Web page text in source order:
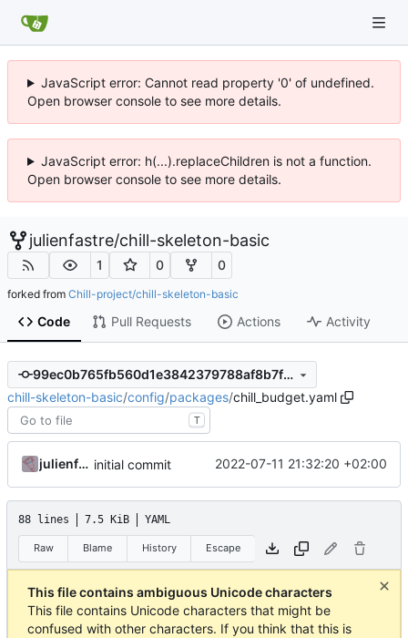
JavaScript error: Cannot read property '0' of undefined.
Open browser console to see more details.
JavaScript error: h(...).replaceChildren is not a function.
Open browser console to see more details.
julienfastre/chill-skeleton-basic
1 0 0
forked from Chill-project/chill-skeleton-basic
Code Pull Requests Actions Activity
99ec0b765fb560d1e3842379788af8b7fcf18e74
chill-skeleton-basic/config/packages/chill_budget.yaml
T
julienfastre initial commit 2022-07-11 21:32:20 +02:00
88 lines 7.5 KiB YAML
Raw Blame History Escape
This file contains ambiguous Unicode characters
This file contains Unicode characters that might be
confused with other characters. If you think that this is